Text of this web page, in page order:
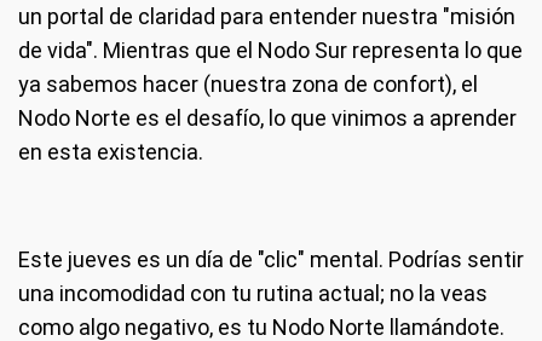
un portal de claridad para entender nuestra "misión
de vida". Mientras que el Nodo Sur representa lo que
ya sabemos hacer (nuestra zona de confort), el
Nodo Norte es el desafío, lo que vinimos a aprender
en esta existencia.
Este jueves es un día de "clic" mental. Podrías sentir
una incomodidad con tu rutina actual; no la veas
como algo negativo, es tu Nodo Norte llamándote.